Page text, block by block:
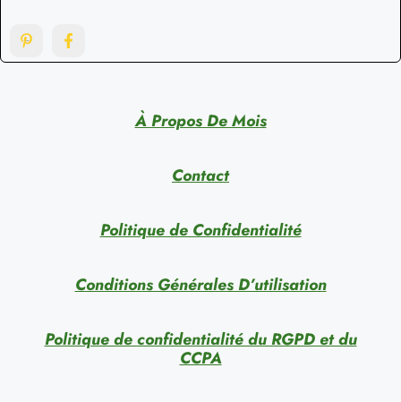
À Propos De Mois
Contact
Politique de Confidentialité
Conditions Générales D’utilisation
Politique de confidentialité du RGPD et du
CCPA